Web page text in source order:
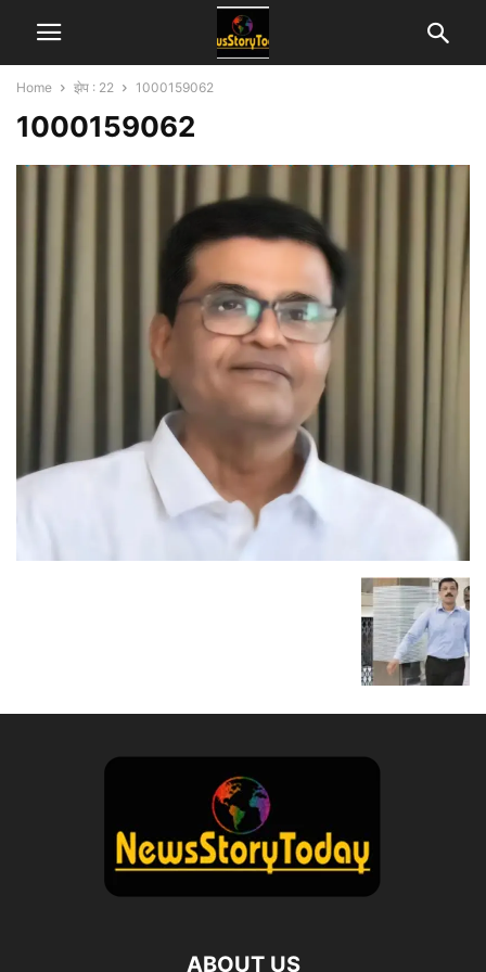
Home झेप : 22 1000159062
1000159062
ABOUT US